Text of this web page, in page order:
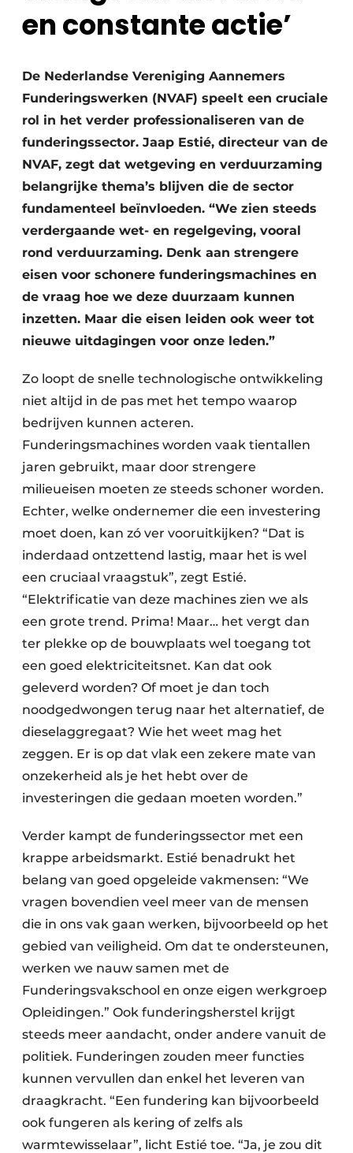
en constante actie’
De Nederlandse Vereniging Aannemers
Funderingswerken (NVAF) speelt een cruciale
rol in het verder professionaliseren van de
funderingssector. Jaap Estié, directeur van de
NVAF, zegt dat wetgeving en verduurzaming
belangrijke thema’s blijven die de sector
fundamenteel beïnvloeden. “We zien steeds
verdergaande wet- en regelgeving, vooral
rond verduurzaming. Denk aan strengere
eisen voor schonere funderingsmachines en
de vraag hoe we deze duurzaam kunnen
inzetten. Maar die eisen leiden ook weer tot
nieuwe uitdagingen voor onze leden.”
Zo loopt de snelle technologische ontwikkeling
niet altijd in de pas met het tempo waarop
bedrijven kunnen acteren.
Funderingsmachines worden vaak tientallen
jaren gebruikt, maar door strengere
milieueisen moeten ze steeds schoner worden.
Echter, welke ondernemer die een investering
moet doen, kan zó ver vooruitkijken? “Dat is
inderdaad ontzettend lastig, maar het is wel
een cruciaal vraagstuk”, zegt Estié.
“Elektrificatie van deze machines zien we als
een grote trend. Prima! Maar… het vergt dan
ter plekke op de bouwplaats wel toegang tot
een goed elektriciteitsnet. Kan dat ook
geleverd worden? Of moet je dan toch
noodgedwongen terug naar het alternatief, de
dieselaggregaat? Wie het weet mag het
zeggen. Er is op dat vlak een zekere mate van
onzekerheid als je het hebt over de
investeringen die gedaan moeten worden.”
Verder kampt de funderingssector met een
krappe arbeidsmarkt. Estié benadrukt het
belang van goed opgeleide vakmensen: “We
vragen bovendien veel meer van de mensen
die in ons vak gaan werken, bijvoorbeeld op het
gebied van veiligheid. Om dat te ondersteunen,
werken we nauw samen met de
Funderingsvakschool en onze eigen werkgroep
Opleidingen.” Ook funderingsherstel krijgt
steeds meer aandacht, onder andere vanuit de
politiek. Funderingen zouden meer functies
kunnen vervullen dan enkel het leveren van
draagkracht. “Een fundering kan bijvoorbeeld
ook fungeren als kering of zelfs als
warmtewisselaar”, licht Estié toe. “Ja, je zou dit